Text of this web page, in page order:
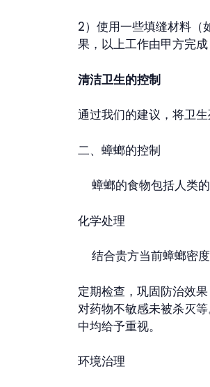
2）使用一些填缝材料（
果，以上工作由甲方完成
清洁卫生的控制
通过我们的建议，将卫
二、蟑螂的控制
蟑螂的食物包括人类的
化学处理
结合贵方当前蟑螂密度
定期检查，巩固防治效
对药物不敏感未被杀灭
中均给予重视。
环境治理